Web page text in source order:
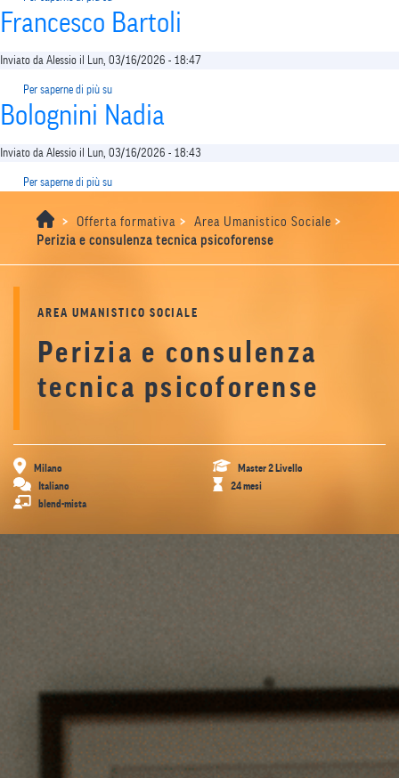
Lagazzi
Francesco Bartoli
Inviato da Alessio il Lun, 03/16/2026 - 18:47
Per saperne di più su
Bartoli
Bolognini Nadia
Inviato da Alessio il Lun, 03/16/2026 - 18:43
Per saperne di più su
> Offerta formativa > Area Umanistico Sociale >
Perizia e consulenza tecnica psicoforense
AREA UMANISTICO SOCIALE
Perizia e consulenza
tecnica psicoforense
Milano
Master 2 Livello
Italiano
24 mesi
blend-mista
Presentazione